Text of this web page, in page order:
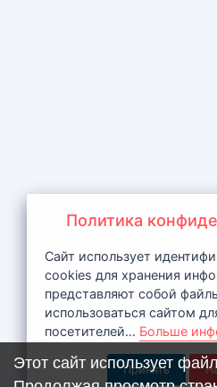
Этот сайт использует
Политика
Сайт использует
cookies для хранения
представляют собой
использоваться сайтом
посетителей... Больше
Принять